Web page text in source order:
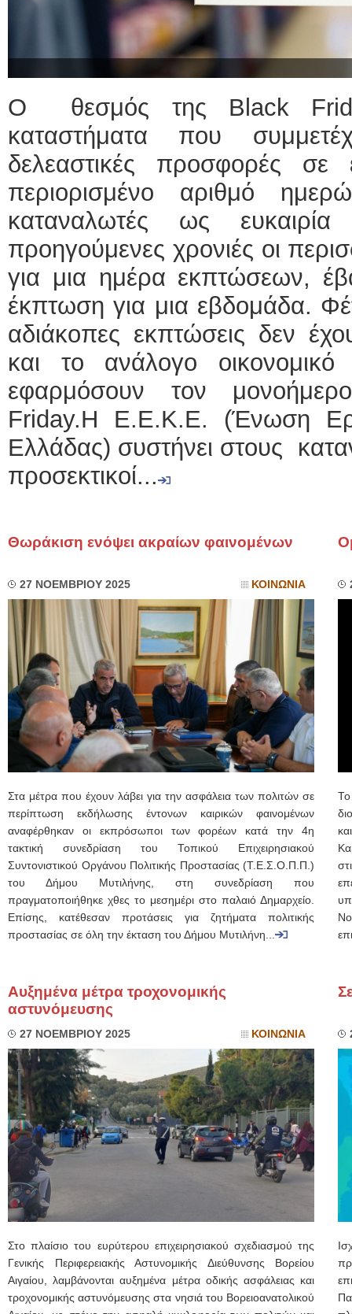
Ο θεσμός της Black
καταστήματα που
δελεαστικές προσφορές σε
περιορισμένο αριθμό
καταναλωτές ως
προηγούμενες χρονιές οι
για μια ημέρα εκπτώσεων,
έκπτωση για μια εβδομάδα.
αδιάκοπες εκπτώσεις δεν
και το ανάλογο
εφαρμόσουν τον
Friday.Η Ε.Ε.Κ.Ε. (Ένωση
Ελλάδας) συστήνει στους
προσεκτικοί...
Θωράκιση ενόψει ακραίων φαινομένων
27 ΝΟΕΜΒΡΙΟΥ 2025 ΚΟΙΝΩΝΙΑ
Στα μέτρα που έχουν λάβει για την ασφάλεια των πολιτών σε
περίπτωση εκδήλωσης έντονων καιρικών φαινομένων
αναφέρθηκαν οι εκπρόσωποι των φορέων κατά την 4η
τακτική συνεδρίαση του Τοπικού Επιχειρησιακού
Συντονιστικού Οργάνου Πολιτικής Προστασίας (Τ.Ε.Σ.Ο.Π.Π.)
του Δήμου Μυτιλήνης, στη συνεδρίαση που
πραγματοποιήθηκε χθες το μεσημέρι στο παλαιό Δημαρχείο.
Επίσης, κατέθεσαν προτάσεις για ζητήματα πολιτικής
προστασίας σε όλη την έκταση του Δήμου Μυτιλήνη...
Αυξημένα μέτρα τροχονομικής
αστυνόμευσης
27 ΝΟΕΜΒΡΙΟΥ 2025 ΚΟΙΝΩΝΙΑ
Στο πλαίσιο του ευρύτερου επιχειρησιακού σχεδιασμού της
Γενικής Περιφερειακής Αστυνομικής Διεύθυνσης Βορείου
Αιγαίου, λαμβάνονται αυξημένα μέτρα οδικής ασφάλειας και
τροχονομικής αστυνόμευσης στα νησιά του Βορειοανατολικού